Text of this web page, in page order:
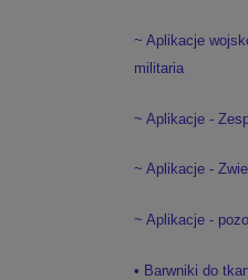
~ Aplikacje
militaria
~ Aplikacje -
~ Aplikacje -
~ Aplikacje -
• Barwniki do